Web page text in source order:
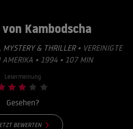
Kambodscha
MYSTERY & THRILLER• VEREINIGTE
AMERIKA • 1994 • 107 MIN
Lesermeinung
Gesehen?
BEWERTEN